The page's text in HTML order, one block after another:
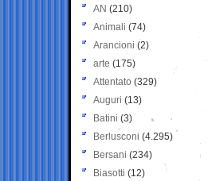
AN (210)
Animali (74)
Arancioni (2)
arte (175)
Attentato (329)
Auguri (13)
Batini (3)
Berlusconi (4.295)
Bersani (234)
Biasotti (12)